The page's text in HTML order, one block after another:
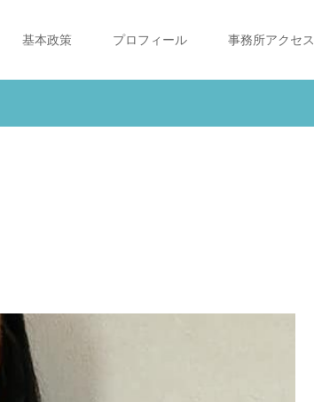
基本政策 プロフィール 事務所アクセス